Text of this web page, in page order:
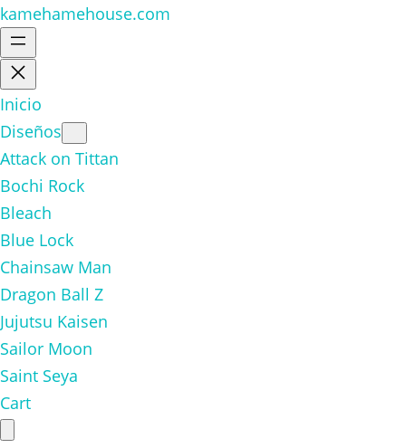
kamehamehouse.com
Inicio
Diseños
Attack on Tittan
Bochi Rock
Bleach
Blue Lock
Chainsaw Man
Dragon Ball Z
Jujutsu Kaisen
Sailor Moon
Saint Seya
Cart